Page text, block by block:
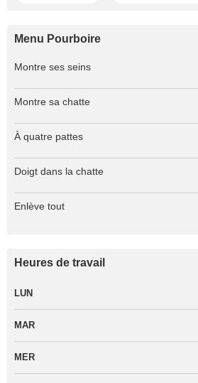
Menu Pourboire
Montre ses seins
Montre sa chatte
À quatre pattes
Doigt dans la chatte
Enlève tout
Heures de travail
LUN
MAR
MER